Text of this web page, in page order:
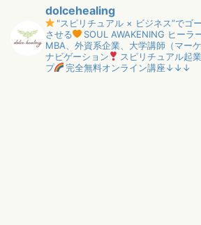
dolcehealing
"スピリチュアル × ビジネス”でゴ
させる
SOUL AWAKENING ヒーラ
MBA、外資系企業、大学講師（マーケ
ナビゲーション
スピリチュアル起
プ
完全無料オンライン講座↓↓↓